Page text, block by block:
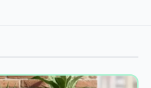
-833RSD